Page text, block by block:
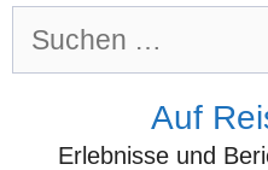
Zum
Inhalt
Suchen
Auf
Erlebnisse und